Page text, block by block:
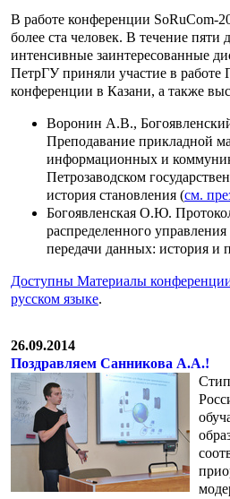
В работе конференции SoRuCom-
более ста человек. В течение пяти
интенсивные заинтересованные
ПетрГУ приняли участие в работе
конференции в Казани, а также
Воронин А.В.,
Преподавание прикладной
информационных и
Петрозаводском
история становления (см.
Богоявленская О.Ю.
распределенного
передачи данных: история и
Доступны Материалы
русском языке.
26.09.2014
Поздравляем Санникова А.А.!